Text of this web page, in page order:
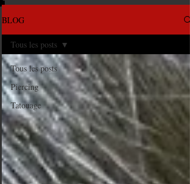
BLOG
Tous les posts
Piercing
Tatouage
Tous les posts